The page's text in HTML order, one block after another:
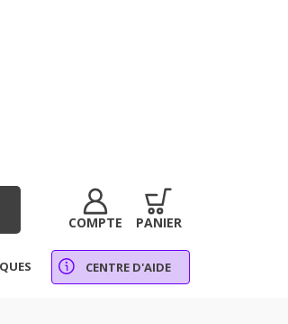
COMPTE PANIER
CENTRE D'AIDE